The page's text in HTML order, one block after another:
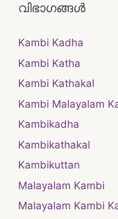
വിഭാഗങ്ങൾ
Kambi Kadha
Kambi Katha
Kambi Kathakal
Kambi Malayalam
Kambikadha
Kambikathakal
Kambikuttan
Malayalam Kambi
Malayalam Kambi